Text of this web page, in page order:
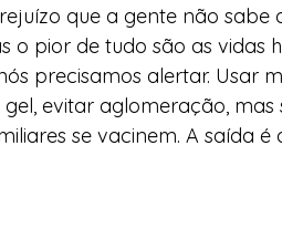
que a gente não sabe
o pior de tudo são as vidas
precisamos alertar. Usar
evitar aglomeração,
se vacinem. A saída